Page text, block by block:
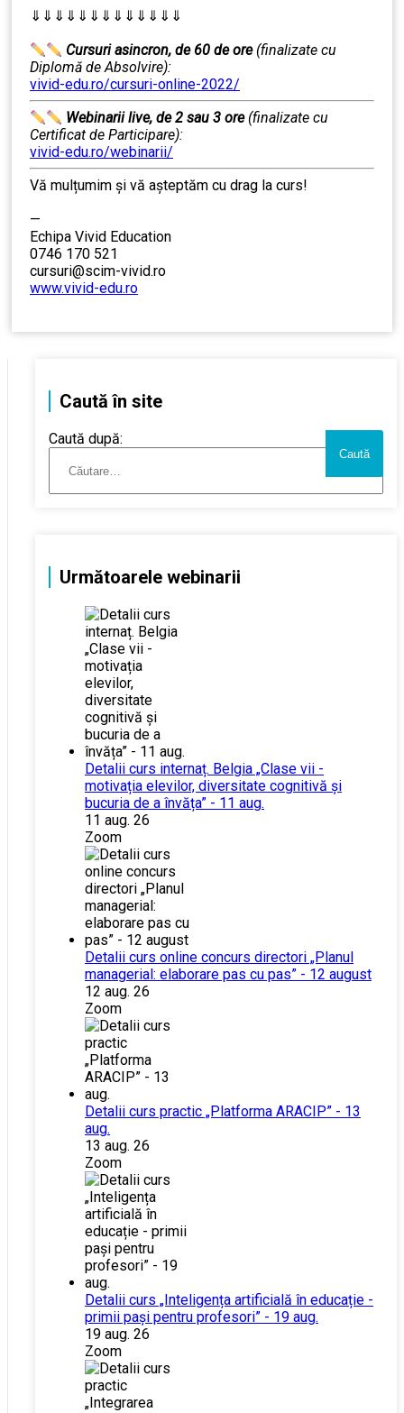
⇓⇓⇓⇓⇓⇓⇓⇓⇓⇓⇓⇓⇓
Cursuri asincron, de 60 de ore (finalizate cu
Diplomă de Absolvire):
vivid-edu.ro/cursuri-online-2022/
Webinarii live, de 2 sau 3 ore (finalizate cu
Certificat de Participare):
vivid-edu.ro/webinarii/
Vă mulțumim și vă aşteptăm cu drag la curs!
—
Echipa Vivid Education
0746 170 521
cursuri@scim-vivid.ro
www.vivid-edu.ro
Caută în site
Caută după:
Următoarele webinarii
Detalii curs internaț. Belgia „Clase vii -
motivația elevilor, diversitate cognitivă și
bucuria de a învăța” - 11 aug.
11 aug. 26
Zoom
Detalii curs online concurs directori „Planul
managerial: elaborare pas cu pas” - 12 august
12 aug. 26
Zoom
Detalii curs practic „Platforma ARACIP” - 13
aug.
13 aug. 26
Zoom
Detalii curs „Inteligența artificială în educație -
primii pași pentru profesori” - 19 aug.
19 aug. 26
Zoom